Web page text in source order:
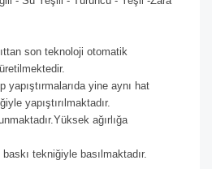
son teknoloji otomatik
yapıştırmalarıda yine aynı hat
yapıştırılmaktadır.
ağırlığa
tekniğiyle basılmaktadır.